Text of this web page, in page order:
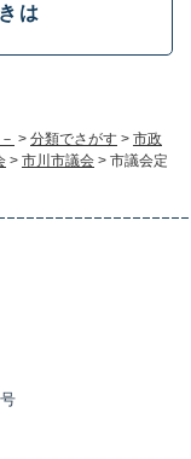
> 分類でさがす > 市政
> 市川市議会 > 市議会定
は